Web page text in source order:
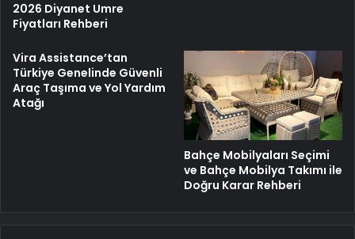
2026 Diyanet Umre
Fiyatları Rehberi
Vira Assistance’tan
Türkiye Genelinde Güvenli
Araç Taşıma ve Yol Yardım
Atağı
Bahçe Mobilyaları Seçimi
ve Bahçe Mobilya Takımı ile
Doğru Karar Rehberi